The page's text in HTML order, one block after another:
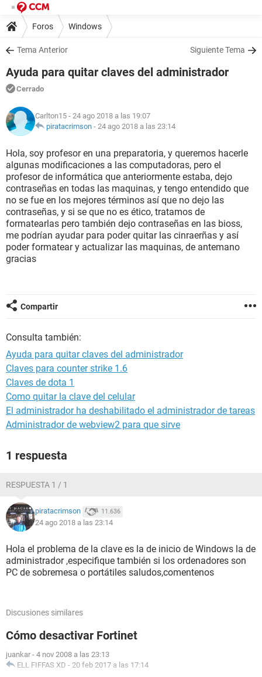
Foros Windows
Tema Anterior Siguiente Tema
Ayuda para quitar claves del administrador
Cerrado
Carlton15 - 24 ago 2018 a las 19:07
piratacrimson - 24 ago 2018 a las 23:14
Hola, soy profesor en una preparatoria, y queremos hacerle
algunas modificaciones a las computadoras, pero el
profesor de informática que anteriormente estaba, dejo
contraseñas en todas las maquinas, y tengo entendido que
no se fue en los mejores términos así que no dejo las
contraseñas, y si se que no es ético, tratamos de
formatearlas pero también dejo contraseñas en las bioss,
me podrían ayudar para poder quitar las cinraerñas y así
poder formatear y actualizar las maquinas, de antemano
gracias
Compartir
Consulta también:
Ayuda para quitar claves del administrador
Claves para counter strike 1.6
Claves de dota 1
Como quitar la clave del celular
El administrador ha deshabilitado el administrador de tareas
Administrador de webview2 para que sirve
1 respuesta
RESPUESTA 1 / 1
piratacrimson 11.636
24 ago 2018 a las 23:14
Hola el problema de la clave es la de inicio de Windows la de
administrador ,especifique también si los ordenadores son
PC de sobremesa o portátiles saludos,comentenos
Discusiones similares
Cómo desactivar Fortinet
juankar - 4 nov 2008 a las 23:13
ELL FIFFAS XD - 20 feb 2017 a las 17:14